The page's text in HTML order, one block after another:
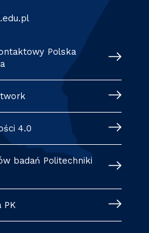
Polska
4.0
badań Politechniki
PK